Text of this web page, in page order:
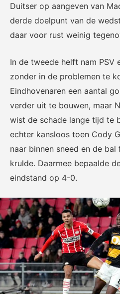
voor het EK Futsal 2022.
De online community voor
amateurvoetbal.
Duitser op aangeven van
derde doelpunt van de
daar voor rust weinig
In de tweede helft nam PSV
zonder in de problemen te
Eindhovenaren een aantal
verder uit te bouwen, maar
wist de schade lange tijd te
echter kansloos toen Cody
naar binnen sneed en de
krulde. Daarmee bepaalde
eindstand op 4-0.